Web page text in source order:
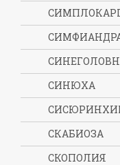
СИНЮХА
СКАБИОЗА
СКОПОЛИЯ